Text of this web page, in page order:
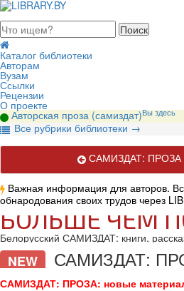
2026, суббота
Каталог библиотеки
Авторам
Вузам
Ссылки
Рецензии
О проекте
Авторская проза (самиздат)Вы здесь
Все рубрики библиотеки →
САМИЗДАТ: ПРОЗА
Важная информация для авторов.
обнародования своих трудов через
БОЛЬШЕ ЧЕМ
Белорусский САМИЗДАТ: книги,
NEW САМИЗДАТ:
САМИЗДАТ: ПРОЗА: новые